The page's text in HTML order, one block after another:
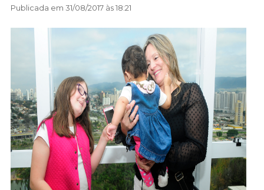
Publicada em 31/08/2017 às 18:21